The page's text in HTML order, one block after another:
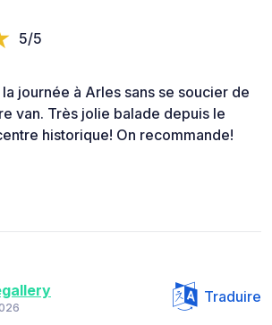
5/5
journée à Arles sans se soucier de
van. Très jolie balade depuis le
historique! On recommande!
Traduire